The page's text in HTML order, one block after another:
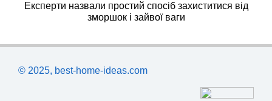
Експерти назвали простий спосіб захиститися від
зморшок і зайвої ваги
© 2025, best-home-ideas.com